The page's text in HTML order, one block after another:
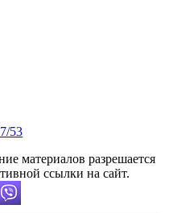
53
материалов разрешается
ссылки на сайт.